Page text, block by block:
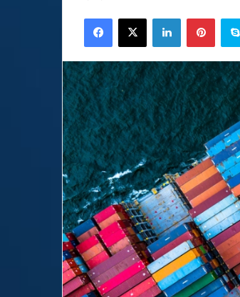
email
Facebook
X LinkedIn